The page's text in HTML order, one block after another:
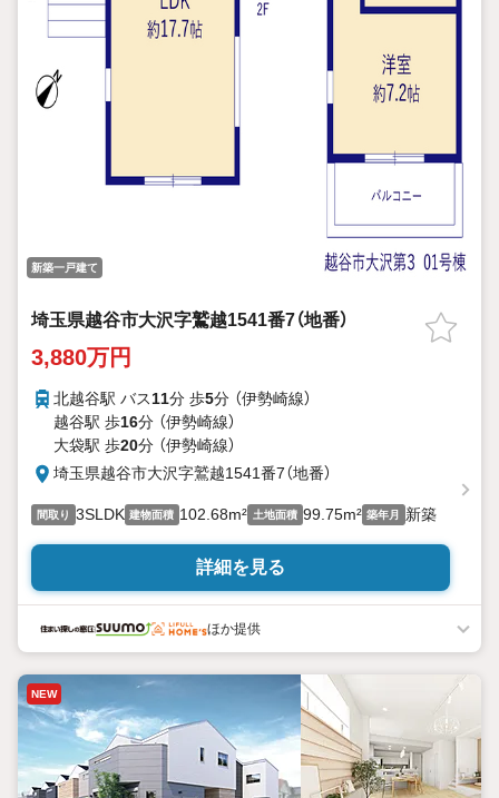
新築一戸建て
埼玉県越谷市大沢字鷲越1541番7（地番）
3,880万円
北越谷駅 バス11分 歩5分 （伊勢崎線）
越谷駅 歩16分 （伊勢崎線）
大袋駅 歩20分 （伊勢崎線）
埼玉県越谷市大沢字鷲越1541番7（地番）
間取り 3SLDK 建物面積 102.68m² 土地面積 99.75m² 築年月 新築
詳細を見る
ほか提供
NEW